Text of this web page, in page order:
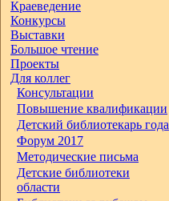
Краеведение
Конкурсы
Выставки
Большое чтение
Проекты
Для коллег
Консультации
Повышение квалификации
Детский библиотекарь года
Форум 2017
Методические письма
Детские библиотеки
области